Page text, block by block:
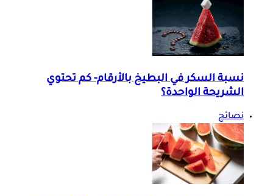
نسبة السكر في البطيخ بالأرقام- كم تحتوي
الشريحة الواحدة؟
نصائح